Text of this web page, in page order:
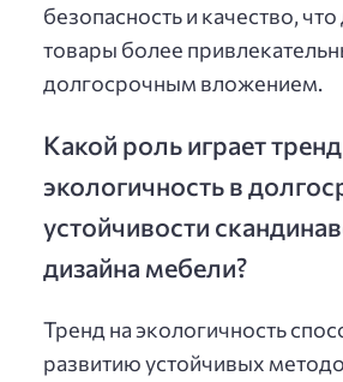
безопасность и качество, что
товары более
долгосрочным вложением.
Какой роль играет
экологичность в
устойчивости
дизайна мебели?
Тренд на экологичность
развитию устойчивых